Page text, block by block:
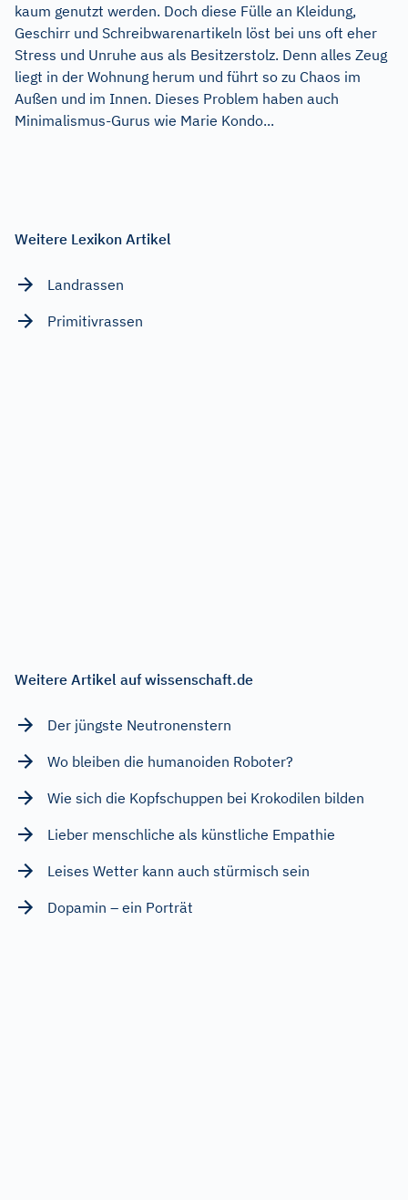
kaum genutzt werden. Doch diese Fülle an Kleidung,
Geschirr und Schreibwarenartikeln löst bei uns oft eher
Stress und Unruhe aus als Besitzerstolz. Denn alles Zeug
liegt in der Wohnung herum und führt so zu Chaos im
Außen und im Innen. Dieses Problem haben auch
Minimalismus-Gurus wie Marie Kondo...
Weitere Lexikon Artikel
Landrassen
Primitivrassen
Weitere Artikel auf wissenschaft.de
Der jüngste Neutronenstern
Wo bleiben die humanoiden Roboter?
Wie sich die Kopfschuppen bei Krokodilen bilden
Lieber menschliche als künstliche Empathie
Leises Wetter kann auch stürmisch sein
Dopamin – ein Porträt